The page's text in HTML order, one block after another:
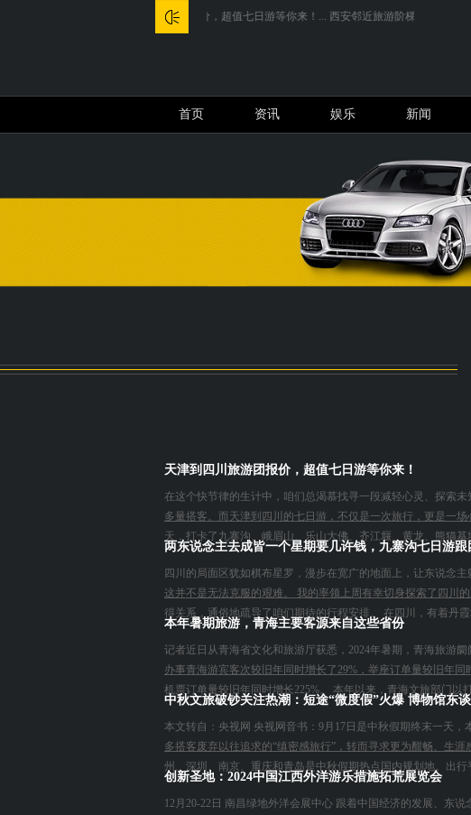
天津到四川旅游团报价，超值七日游等你来！... 西安邻近旅游阶梯推选... 创新圣地
首页 资讯 娱乐 新闻
天津到四川旅游团报价，超值七日游等你来！
在这个快节律的生计中，咱们总渴慕找寻一段减轻心灵、探索
多量搭客。而天津到四川的七日游，不仅是一次旅行，更是一
天，打卡了九寨沟、峨眉山、乐山大佛、齐江堰、黄龙、熊猫
两东说念主去成皆一个星期要几许钱，九寨沟七日游
四川的局面区犹如棋布星罗，漫步在宽广的地面上，让东说念
这并不是无法克服的艰难。 我的率领上周有幸切身探索了四川
得关系，通俗地疏导了咱们期待的行程安排。 在四川，有着丹
本年暑期旅游，青海主要客源来自这些省份
记者近日从青海省文化和旅游厅获悉，2024年暑期，青海旅游
办事青海游宾客次较旧年同时增长了29%，举座订单量较旧年
机票订单量较旧年同时增长225%。 本年以来，青海文旅部门以
中秋文旅破钞关注热潮：短途“微度假”火爆 博物馆东
本文转自：央视网 央视网音书：9月17日是中秋假期终末一天
多搭客废弃以往追求的“缜密感旅行”，转而寻求更为酣畅、生
州、深圳、南京、重庆和青岛是中秋假期热点国内规划地。出
创新圣地：2024中国江西外洋游乐措施拓荒展览会
12月20-22日 南昌绿地外洋会展中心 跟着中国经济的发展、东